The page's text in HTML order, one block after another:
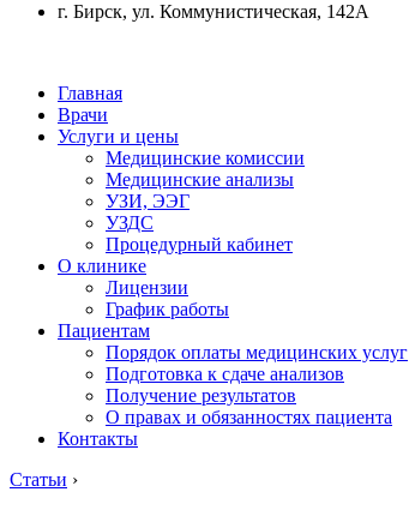
г. Бирск, ул. Коммунистическая, 142А
Главная
Врачи
Услуги и цены
Медицинские комиссии
Медицинские анализы
УЗИ, ЭЭГ
УЗДС
Процедурный кабинет
О клинике
Лицензии
График работы
Пациентам
Порядок оплаты медицинских услуг
Подготовка к сдаче анализов
Получение результатов
О правах и обязанностях пациента
Контакты
Статьи ›